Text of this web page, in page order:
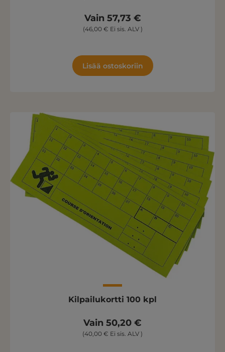
Vain 57,73 €
(46,00 € Ei sis. ALV )
Lisää ostoskoriin
Kilpailukortti 100 kpl
Vain 50,20 €
(40,00 € Ei sis. ALV )